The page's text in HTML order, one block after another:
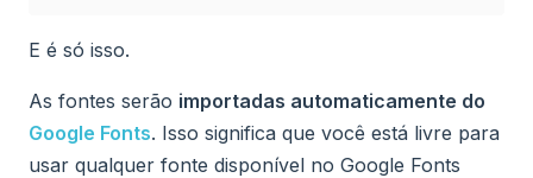
E é só isso.
As fontes serão importadas automaticamente do
Google Fonts. Isso significa que você está livre para
usar qualquer fonte disponível no Google Fonts